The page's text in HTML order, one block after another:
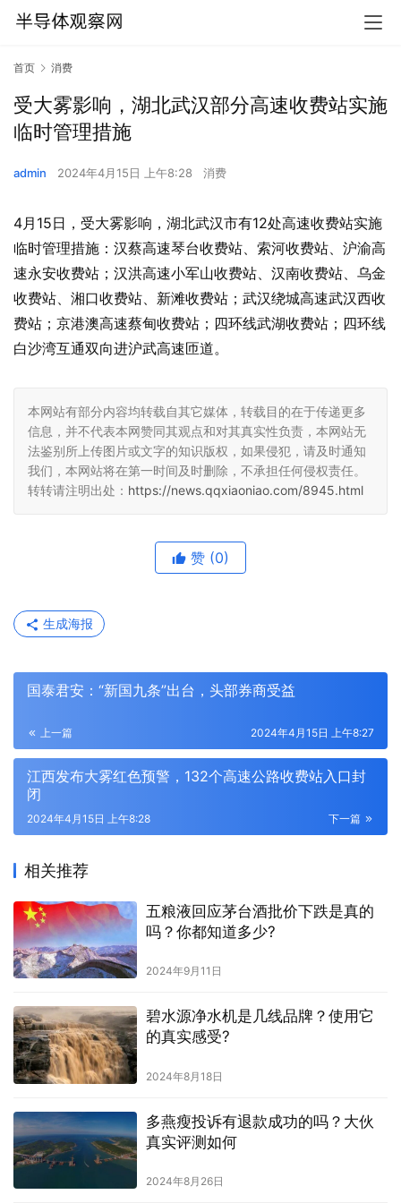
首页 消费
受大雾影响，湖北武汉部分高速收费站实施
临时管理措施
admin 2024年4月15日 上午8:28 消费
4月15日，受大雾影响，湖北武汉市有12处高速收费站实施
临时管理措施：汉蔡高速琴台收费站、索河收费站、沪渝高
速永安收费站；汉洪高速小军山收费站、汉南收费站、乌金
收费站、湘口收费站、新滩收费站；武汉绕城高速武汉西收
费站；京港澳高速蔡甸收费站；四环线武湖收费站；四环线
白沙湾互通双向进沪武高速匝道。
本网站有部分内容均转载自其它媒体，转载目的在于传递更多
信息，并不代表本网赞同其观点和对其真实性负责，本网站无
法鉴别所上传图片或文字的知识版权，如果侵犯，请及时通知
我们，本网站将在第一时间及时删除，不承担任何侵权责任。
转转请注明出处： https://news.qqxiaoniao.com/8945.html
赞 (0)
生成海报
国泰君安：“新国九条”出台，头部券商受益
上一篇 2024年4月15日 上午8:27
江西发布大雾红色预警，132个高速公路收费站入口封
闭
下一篇
2024年4月15日 上午8:28
相关推荐
五粮液回应茅台酒批价下跌是真的
吗？你都知道多少?
2024年9月11日
碧水源净水机是几线品牌？使用它
的真实感受?
2024年8月18日
多燕瘦投诉有退款成功的吗？大伙
真实评测如何
2024年8月26日